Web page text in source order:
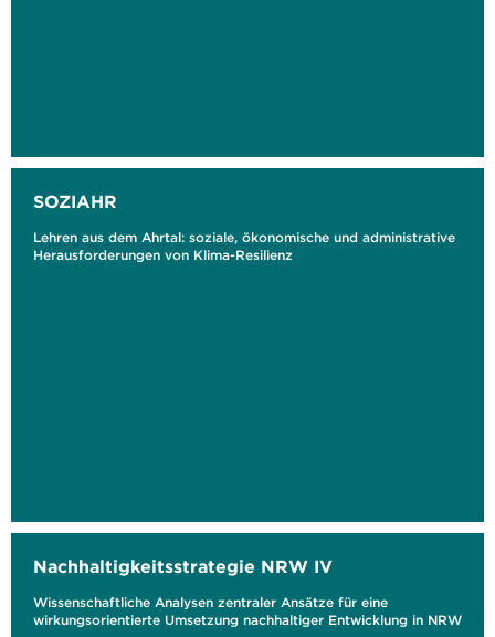
SOZIAHR
Lehren aus dem Ahrtal: soziale, ökonomische und administrative
Herausforderungen von Klima-Resilienz
Nachhaltigkeitsstrategie NRW IV
Wissenschaftliche Analysen zentraler Ansätze für eine
wirkungsorientierte Umsetzung nachhaltiger Entwicklung in NRW